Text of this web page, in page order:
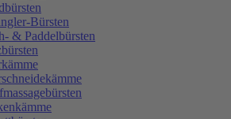
Bürsten
& Paddelbürsten